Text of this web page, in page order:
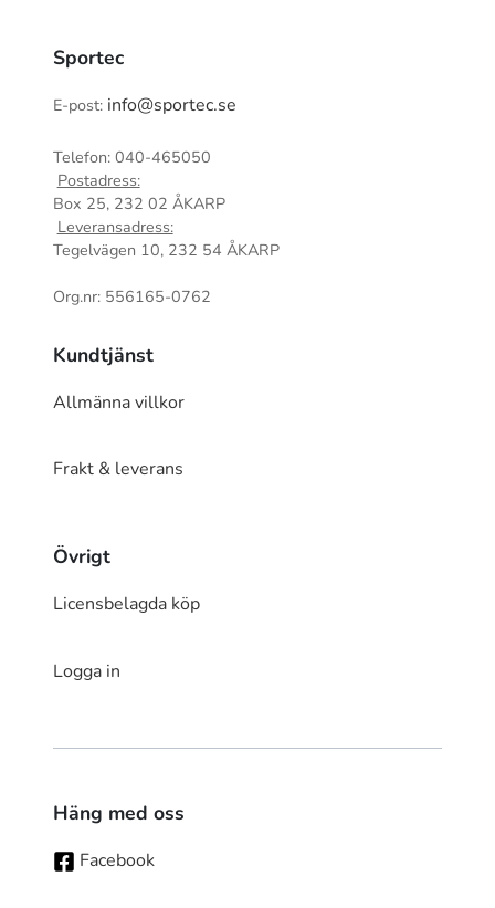
Sportec
E-post: info@sportec.se
Telefon: 040-465050
Postadress:
Box 25, 232 02 ÅKARP
Leveransadress:
Tegelvägen 10, 232 54 ÅKARP
Org.nr: 556165-0762
Kundtjänst
Allmänna villkor
Frakt & leverans
Övrigt
Licensbelagda köp
Logga in
Häng med oss
Facebook